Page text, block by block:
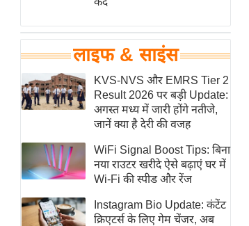
पर्यटन स्थल
फिटनेस मंत्रा
रिलेशनशिप
राजनीति
विश्लेषण
समसामयिक
मातृभूमि
स्तंभ
एम.
लाइफ & साइंस
KVS-NVS और EMRS Tier 2
Result 2026 पर बड़ी Update:
अगस्त मध्य में जारी होंगे नतीजे,
जानें क्या है देरी की वजह
WiFi Signal Boost Tips: बिना
नया राउटर खरीदे ऐसे बढ़ाएं घर में
Wi-Fi की स्पीड और रेंज
Instagram Bio Update: कंटेंट
क्रिएटर्स के लिए गेम चेंजर, अब